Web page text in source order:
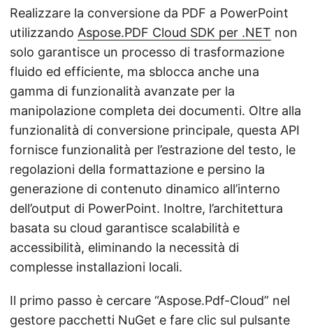
Realizzare la conversione da PDF a PowerPoint
utilizzando Aspose.PDF Cloud SDK per .NET non
solo garantisce un processo di trasformazione
fluido ed efficiente, ma sblocca anche una
gamma di funzionalità avanzate per la
manipolazione completa dei documenti. Oltre alla
funzionalità di conversione principale, questa API
fornisce funzionalità per l’estrazione del testo, le
regolazioni della formattazione e persino la
generazione di contenuto dinamico all’interno
dell’output di PowerPoint. Inoltre, l’architettura
basata su cloud garantisce scalabilità e
accessibilità, eliminando la necessità di
complesse installazioni locali.
Il primo passo è cercare “Aspose.Pdf-Cloud” nel
gestore pacchetti NuGet e fare clic sul pulsante